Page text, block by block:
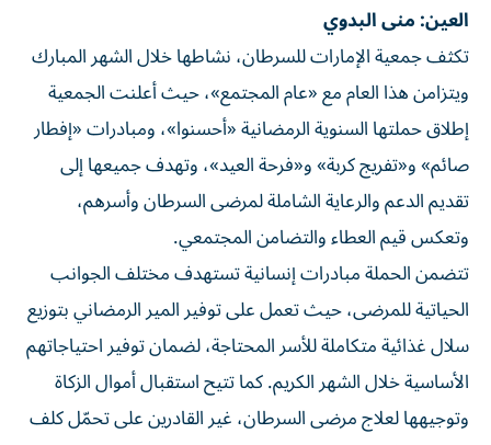
العين: منى البدوي
تكثف جمعية الإمارات للسرطان، نشاطها خلال الشهر المبارك
ويتزامن هذا العام مع «عام المجتمع»، حيث أعلنت الجمعية
إطلاق حملتها السنوية الرمضانية «أحسنوا»، ومبادرات «إفطار
صائم» و«تفريج كربة» و«فرحة العيد»، وتهدف جميعها إلى
تقديم الدعم والرعاية الشاملة لمرضى السرطان وأسرهم،
وتعكس قيم العطاء والتضامن المجتمعي.
تتضمن الحملة مبادرات إنسانية تستهدف مختلف الجوانب
الحياتية للمرضى، حيث تعمل على توفير المير الرمضاني بتوزيع
سلال غذائية متكاملة للأسر المحتاجة، لضمان توفير احتياجاتهم
الأساسية خلال الشهر الكريم. كما تتيح استقبال أموال الزكاة
وتوجيهها لعلاج مرضى السرطان، غير القادرين على تحمّل كلف